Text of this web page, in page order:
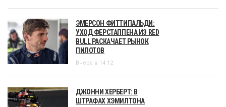
ЭМЕРСОН ФИТТИПАЛЬДИ:
УХОД ФЕРСТАППЕНА ИЗ RED
BULL РАСКАЧАЕТ РЫНОК
ПИЛОТОВ
Вчера в 14:12
ДЖОННИ ХЕРБЕРТ: В
ШТРАФАХ ХЭМИЛТОНА